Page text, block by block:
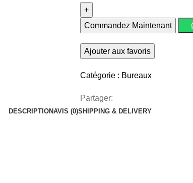
Commandez Maintenant
Ajouter aux favoris
Catégorie : Bureaux
Partager:
DESCRIPTIONAVIS (0)SHIPPING & DELIVERY